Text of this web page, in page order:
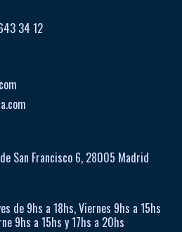
34 12
San Francisco 6, 28005 Madrid
de9hs a 18hs, Viernes 9hs a 15hs
9hs a 15hs y 17hs a 20hs